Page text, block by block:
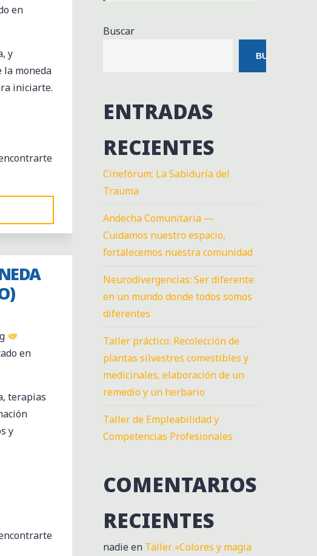
en
y
la moneda
iniciarte.
en
terapias
y
Buscar
BUSCAR
ENTRADAS
RECIENTES
Cinefórum: La Sabiduría del
Trauma
Andecha Comunitaria —
Cuidamos nuestro espacio,
fortalecemos nuestra comunidad
Neurodivergencias: Ser diferente
en un mundo donde todos somos
diferentes
Taller práctico: Recolección de
plantas silvestres comestibles y
medicinales, elaboración de un
remedio y un herbario
Taller de Empleabilidad y
Competencias Profesionales
COMENTARIOS
RECIENTES
nadie en Taller «Colores y magia